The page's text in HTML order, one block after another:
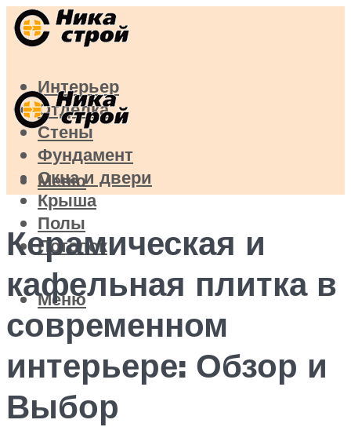
Интерьер
Отделка
Стены
Фундамент
Окна и двери
Крыша
Полы
Потолок
Меню
Меню
Керамическая и
кафельная плитка в
современном
интерьере: Обзор и
Выбор